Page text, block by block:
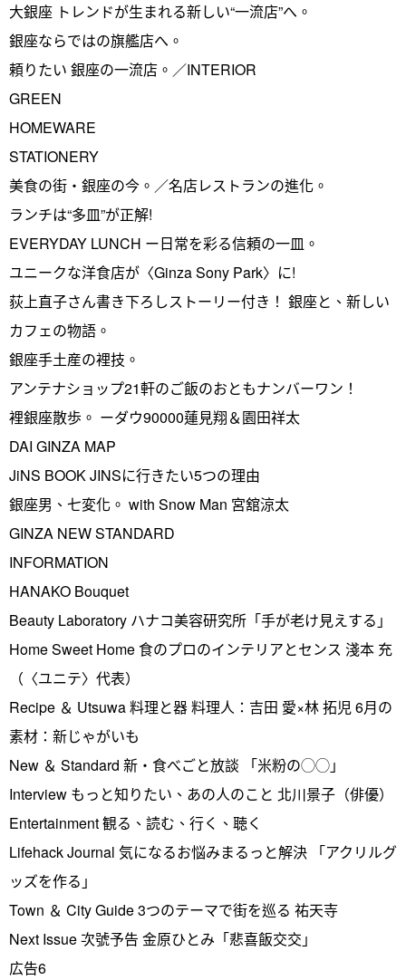
大銀座 トレンドが生まれる新しい“一流店”へ。
銀座ならではの旗艦店へ。
頼りたい 銀座の一流店。／INTERIOR
GREEN
HOMEWARE
STATIONERY
美食の街・銀座の今。／名店レストランの進化。
ランチは“多皿”が正解!
EVERYDAY LUNCH ー日常を彩る信頼の一皿。
ユニークな洋食店が〈Ginza Sony Park〉に!
荻上直子さん書き下ろしストーリー付き！ 銀座と、新しい
カフェの物語。
銀座手土産の裡技。
アンテナショップ21軒のご飯のおともナンバーワン！
裡銀座散歩。 ーダウ90000蓮見翔＆園田祥太
DAI GINZA MAP
JiNS BOOK JINSに行きたい5つの理由
銀座男、七変化。 with Snow Man 宮舘涼太
GINZA NEW STANDARD
INFORMATION
HANAKO Bouquet
Beauty Laboratory ハナコ美容研究所「手が老け見えする」
Home Sweet Home 食のプロのインテリアとセンス 淺本 充
（〈ユニテ〉代表）
Recipe ＆ Utsuwa 料理と器 料理人：吉田 愛×林 拓児 6月の
素材：新じゃがいも
New ＆ Standard 新・食べごと放談 「米粉の◯◯」
Interview もっと知りたい、あの人のこと 北川景子（俳優）
Entertainment 観る、読む、行く、聴く
Lifehack Journal 気になるお悩みまるっと解決 「アクリルグ
ッズを作る」
Town ＆ City Guide 3つのテーマで街を巡る 祐天寺
Next Issue 次號予告 金原ひとみ「悲喜飯交交」
広告6